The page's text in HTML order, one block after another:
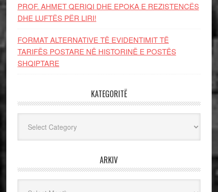
PROF. AHMET QERIQI DHE EPOKA E REZISTENCЁS
DHE LUFTЁS PЁR LIRI!
FORMAT ALTERNATIVE TË EVIDENTIMIT TË
TARIFËS POSTARE NË HISTORINË E POSTËS
SHQIPTARE
KATEGORITË
ARKIV